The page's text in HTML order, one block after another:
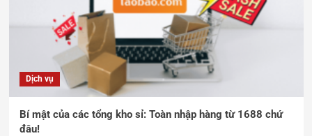
Dịch vụ
Bí mật của các tổng kho sỉ: Toàn nhập hàng từ 1688 chứ
đâu!